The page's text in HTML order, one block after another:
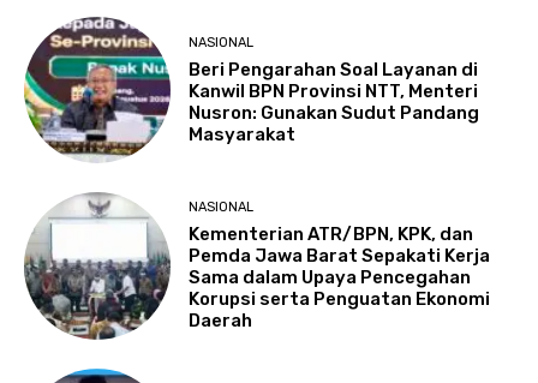
NASIONAL
Beri Pengarahan Soal Layanan di
Kanwil BPN Provinsi NTT, Menteri
Nusron: Gunakan Sudut Pandang
Masyarakat
NASIONAL
Kementerian ATR/BPN, KPK, dan
Pemda Jawa Barat Sepakati Kerja
Sama dalam Upaya Pencegahan
Korupsi serta Penguatan Ekonomi
Daerah